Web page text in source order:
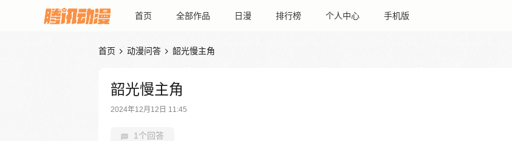
首页 全部作品 日漫 排行榜 个人中心 手机版
首页  动漫问答  韶光慢主角
韶光慢主角
2024年12月12日 11:45
1个回答